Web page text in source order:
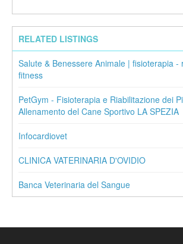
RELATED LISTINGS
Salute & Benessere Animale | fisioterapia -
fitness
PetGym - Fisioterapia e Riabilitazione dei
Allenamento del Cane Sportivo LA SPEZIA
Infocardiovet
CLINICA VATERINARIA D'OVIDIO
Banca Veterinaria del Sangue